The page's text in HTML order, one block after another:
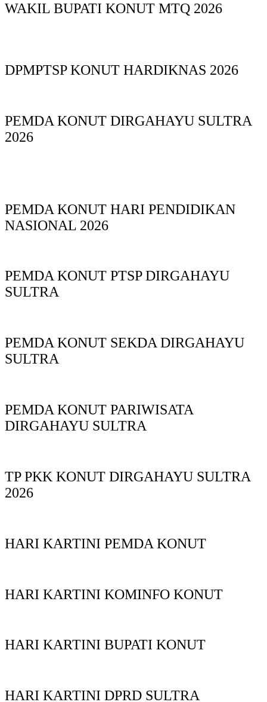
WAKIL BUPATI KONUT MTQ 2026
DPMPTSP KONUT HARDIKNAS 2026
PEMDA KONUT DIRGAHAYU SULTRA
2026
PEMDA KONUT HARI PENDIDIKAN
NASIONAL 2026
PEMDA KONUT PTSP DIRGAHAYU
SULTRA
PEMDA KONUT SEKDA DIRGAHAYU
SULTRA
PEMDA KONUT PARIWISATA
DIRGAHAYU SULTRA
TP PKK KONUT DIRGAHAYU SULTRA
2026
HARI KARTINI PEMDA KONUT
HARI KARTINI KOMINFO KONUT
HARI KARTINI BUPATI KONUT
HARI KARTINI DPRD SULTRA